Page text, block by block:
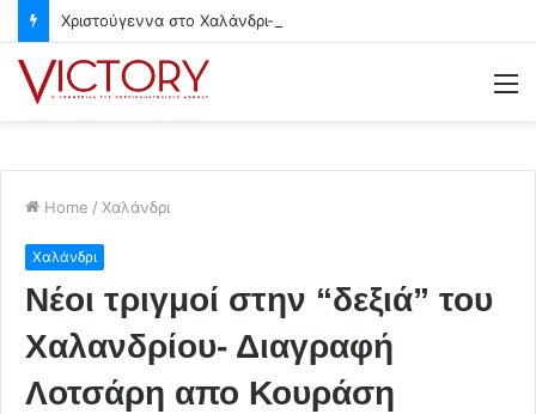
Home / Χαλάνδρι
Χαλάνδρι
Νέοι τριγμοί στην “δεξιά” του
Χαλανδρίου- Διαγραφή
Λοτσάρη απο Κουράση